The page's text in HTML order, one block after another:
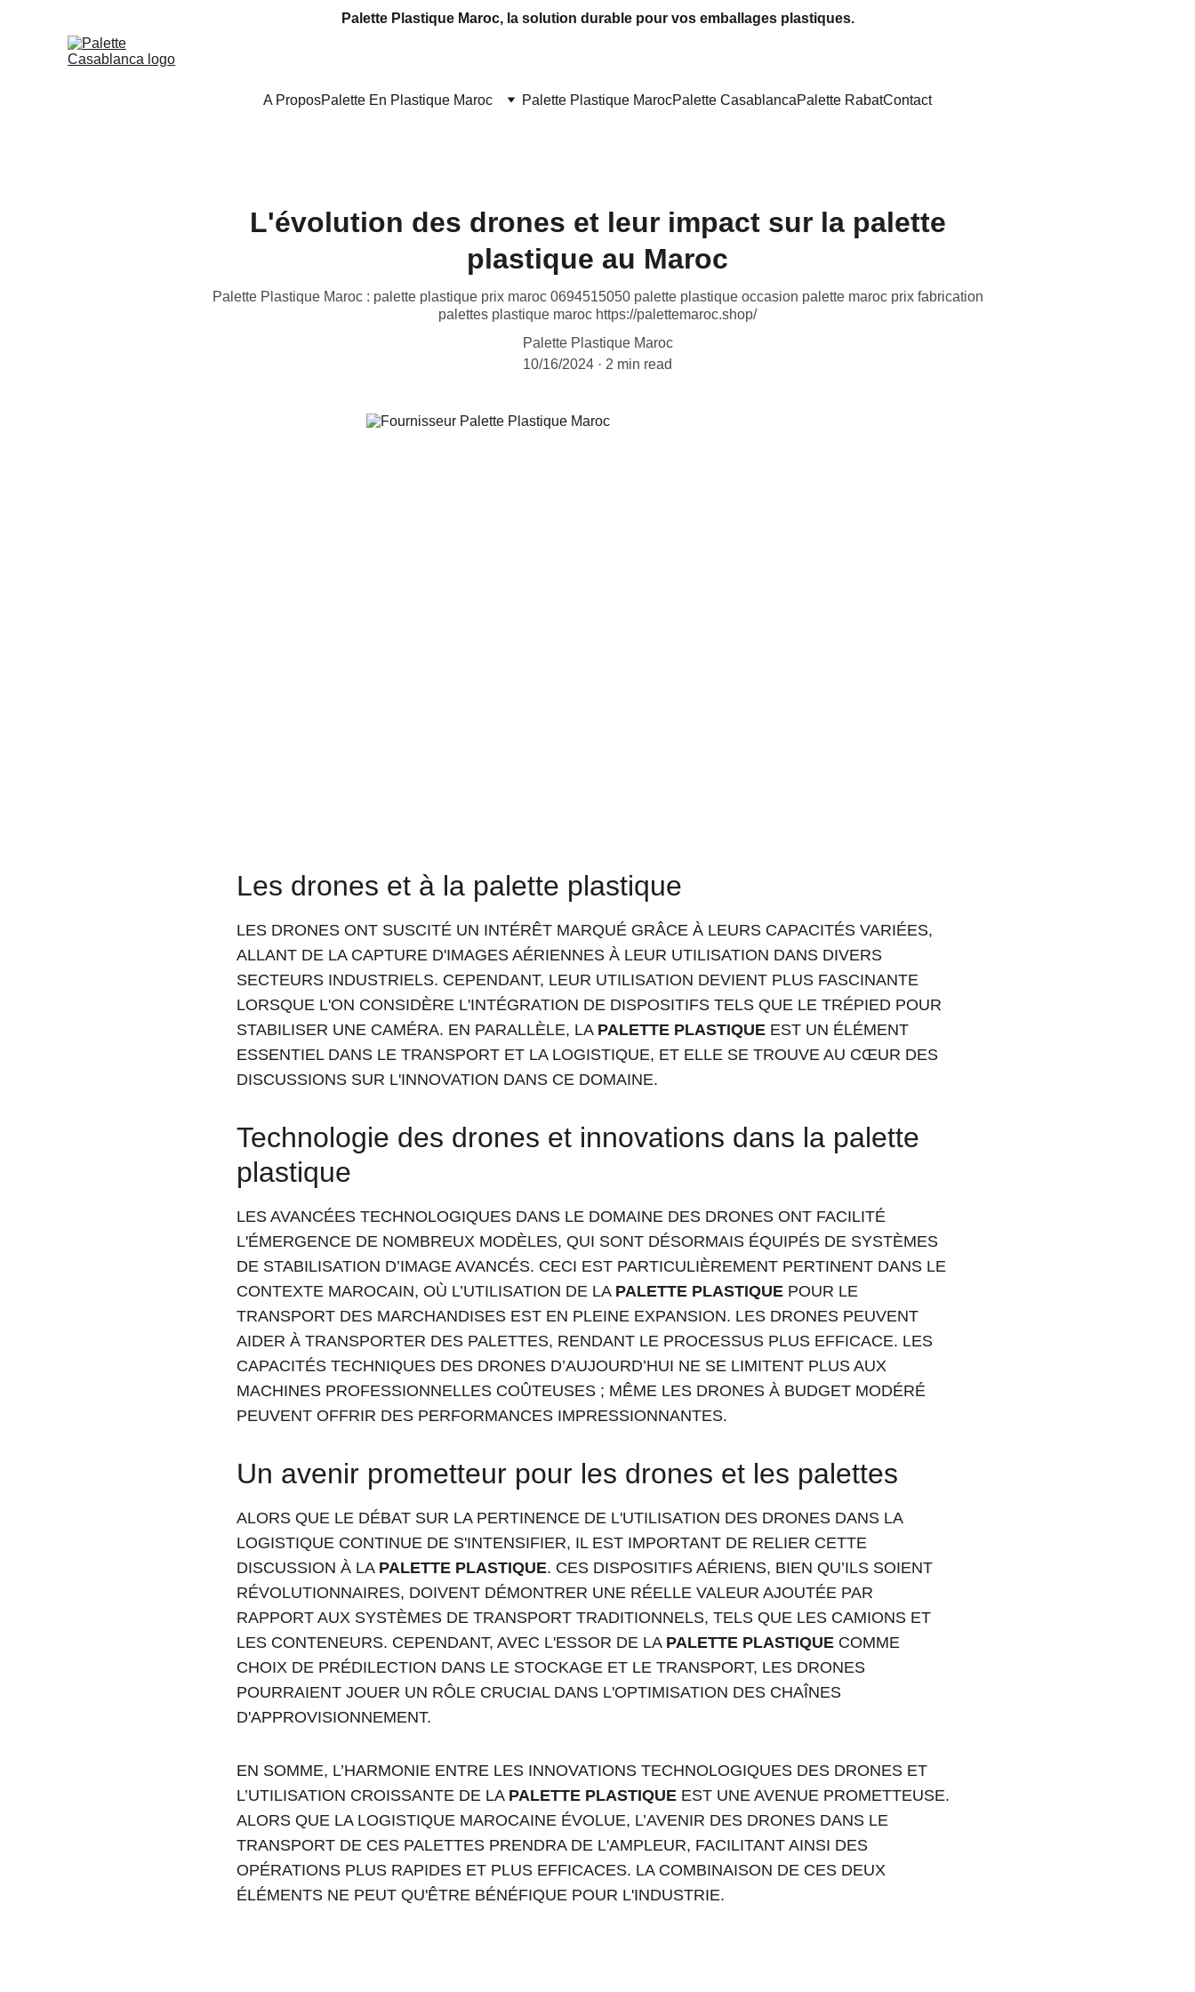
Palette Plastique Maroc, la solution durable pour vos emballages plastiques.
A ProposPalette En Plastique Maroc Palette Plastique MarocPalette CasablancaPalette RabatContact
L'évolution des drones et leur impact sur la palette
plastique au Maroc
Palette Plastique Maroc : palette plastique prix maroc 0694515050 palette plastique occasion palette maroc prix fabrication
palettes plastique maroc https://palettemaroc.shop/
Palette Plastique Maroc
10/16/2024
2 min read
Les drones et à la palette plastique
LES DRONES ONT SUSCITÉ UN INTÉRÊT MARQUÉ GRÂCE À LEURS CAPACITÉS VARIÉES,
ALLANT DE LA CAPTURE D'IMAGES AÉRIENNES À LEUR UTILISATION DANS DIVERS
SECTEURS INDUSTRIELS. CEPENDANT, LEUR UTILISATION DEVIENT PLUS FASCINANTE
LORSQUE L'ON CONSIDÈRE L'INTÉGRATION DE DISPOSITIFS TELS QUE LE TRÉPIED POUR
STABILISER UNE CAMÉRA. EN PARALLÈLE, LA PALETTE PLASTIQUE EST UN ÉLÉMENT
ESSENTIEL DANS LE TRANSPORT ET LA LOGISTIQUE, ET ELLE SE TROUVE AU CŒUR DES
DISCUSSIONS SUR L'INNOVATION DANS CE DOMAINE.
Technologie des drones et innovations dans la palette
plastique
LES AVANCÉES TECHNOLOGIQUES DANS LE DOMAINE DES DRONES ONT FACILITÉ
L'ÉMERGENCE DE NOMBREUX MODÈLES, QUI SONT DÉSORMAIS ÉQUIPÉS DE SYSTÈMES
DE STABILISATION D’IMAGE AVANCÉS. CECI EST PARTICULIÈREMENT PERTINENT DANS LE
CONTEXTE MAROCAIN, OÙ L’UTILISATION DE LA PALETTE PLASTIQUE POUR LE
TRANSPORT DES MARCHANDISES EST EN PLEINE EXPANSION. LES DRONES PEUVENT
AIDER À TRANSPORTER DES PALETTES, RENDANT LE PROCESSUS PLUS EFFICACE. LES
CAPACITÉS TECHNIQUES DES DRONES D’AUJOURD’HUI NE SE LIMITENT PLUS AUX
MACHINES PROFESSIONNELLES COÛTEUSES ; MÊME LES DRONES À BUDGET MODÉRÉ
PEUVENT OFFRIR DES PERFORMANCES IMPRESSIONNANTES.
Un avenir prometteur pour les drones et les palettes
ALORS QUE LE DÉBAT SUR LA PERTINENCE DE L'UTILISATION DES DRONES DANS LA
LOGISTIQUE CONTINUE DE S'INTENSIFIER, IL EST IMPORTANT DE RELIER CETTE
DISCUSSION À LA PALETTE PLASTIQUE. CES DISPOSITIFS AÉRIENS, BIEN QU’ILS SOIENT
RÉVOLUTIONNAIRES, DOIVENT DÉMONTRER UNE RÉELLE VALEUR AJOUTÉE PAR
RAPPORT AUX SYSTÈMES DE TRANSPORT TRADITIONNELS, TELS QUE LES CAMIONS ET
LES CONTENEURS. CEPENDANT, AVEC L'ESSOR DE LA PALETTE PLASTIQUE COMME
CHOIX DE PRÉDILECTION DANS LE STOCKAGE ET LE TRANSPORT, LES DRONES
POURRAIENT JOUER UN RÔLE CRUCIAL DANS L'OPTIMISATION DES CHAÎNES
D'APPROVISIONNEMENT.
EN SOMME, L’HARMONIE ENTRE LES INNOVATIONS TECHNOLOGIQUES DES DRONES ET
L’UTILISATION CROISSANTE DE LA PALETTE PLASTIQUE EST UNE AVENUE PROMETTEUSE.
ALORS QUE LA LOGISTIQUE MAROCAINE ÉVOLUE, L’AVENIR DES DRONES DANS LE
TRANSPORT DE CES PALETTES PRENDRA DE L'AMPLEUR, FACILITANT AINSI DES
OPÉRATIONS PLUS RAPIDES ET PLUS EFFICACES. LA COMBINAISON DE CES DEUX
ÉLÉMENTS NE PEUT QU'ÊTRE BÉNÉFIQUE POUR L'INDUSTRIE.